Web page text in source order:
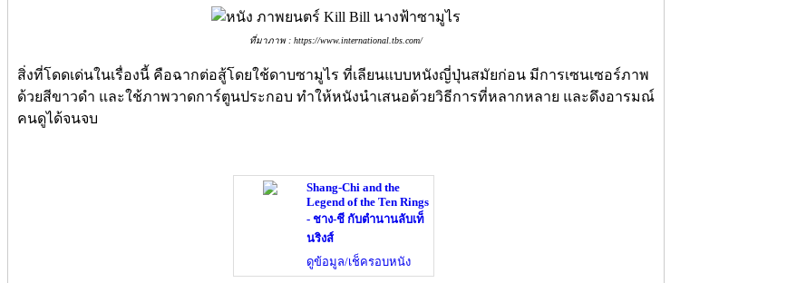
ที่มาภาพ : https://www.international.tbs.com/
สิ่งที่โดดเด่นในเรื่องนี้ คือฉากต่อสู้โดยใช้ดาบซามูไร ที่เลียนแบบหนังญี่ปุ่นสมัยก่อน มีการเซนเซอร์ภาพ
ด้วยสีขาวดำ และใช้ภาพวาดการ์ตูนประกอบ ทำให้หนังนำเสนอด้วยวิธีการที่หลากหลาย และดึงอารมณ์
คนดูได้จนจบ
Shang-Chi and the
Legend of the Ten Rings
- ชาง-ชี กับตำนานลับเท็
นริงส์
ดูข้อมูล/เช็ครอบหนัง